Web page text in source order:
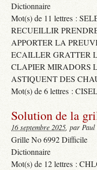
Dictionnaire
Mot(s) de 11 lettres :
RECUEILLIR
APPORTER LA
ECAILLER GRATTER
CLAPIER MIRADORS
ASTIQUENT DES
Mot(s) de 6 lettres :
Solution de la
16 septembre 2025, par
Grille No 6992 Difficile
Dictionnaire
Mot(s) de 12 lettres :